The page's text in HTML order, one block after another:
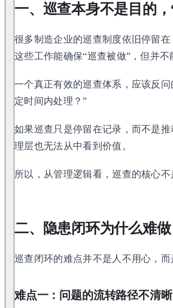
一、巡查本身不是目的
很多制造企业的巡查制度依旧停留
这些工作能确保“巡查被做”，但并不
一个真正有效的巡查体系，应该反
定时间内处理？”
如果巡查只是停留在记录，而不是
理层也无法从中看到价值。
所以，从管理逻辑看，巡查的核心不
二、隐患闭环为什么难做
巡查闭环的难点并不是人不用心，
难点一：问题的流转路径不清晰